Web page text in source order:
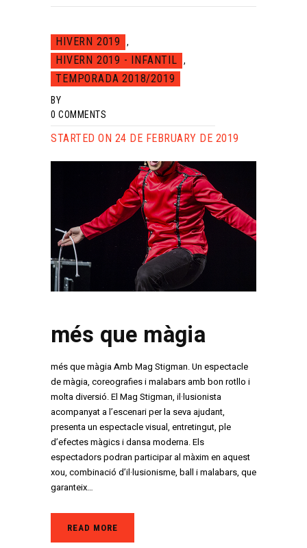
HIVERN 2019 ,
HIVERN 2019 - INFANTIL ,
TEMPORADA 2018/2019
BY
0 COMMENTS
STARTED ON 24 DE FEBRUARY DE 2019
més que màgia
més que màgia Amb Mag Stigman. Un espectacle
de màgia, coreografies i malabars amb bon rotllo i
molta diversió. El Mag Stigman, il·lusionista
acompanyat a l’escenari per la seva ajudant,
presenta un espectacle visual, entretingut, ple
d’efectes màgics i dansa moderna. Els
espectadors podran participar al màxim en aquest
xou, combinació d’il·lusionisme, ball i malabars, que
garanteix…
READ MORE